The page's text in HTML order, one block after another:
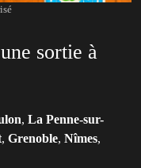
sortie à
, La Penne-sur-
, Grenoble, Nîmes,